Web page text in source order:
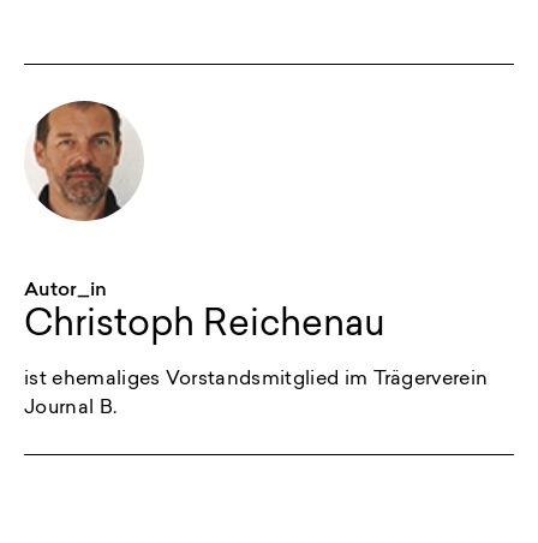
Autor_in
Christoph Reichenau
ist ehemaliges Vorstandsmitglied im Trägerverein
Journal B.